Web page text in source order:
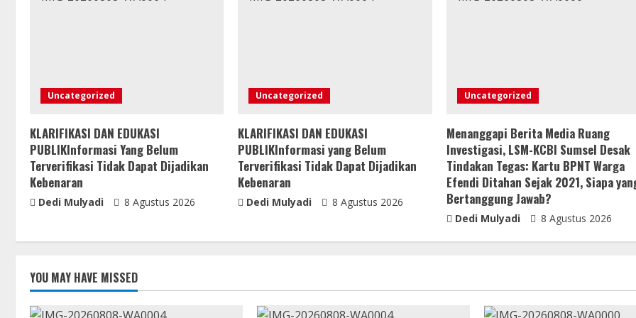
Uncategorized
KLARIFIKASI DAN EDUKASI
PUBLIKInformasi Yang Belum
Terverifikasi Tidak Dapat Dijadikan
Kebenaran
Dedi Mulyadi 8 Agustus 2026
Uncategorized
KLARIFIKASI DAN EDUKASI
PUBLIKInformasi yang Belum
Terverifikasi Tidak Dapat Dijadikan
Kebenaran
Dedi Mulyadi 8 Agustus 2026
Uncategorized
Menanggapi Berita Media Ruang
Investigasi, LSM-KCBI Sumsel Desak
Tindakan Tegas: Kartu BPNT Warga
Efendi Ditahan Sejak 2021, Siapa
Bertanggung Jawab?
Dedi Mulyadi 8 Agustus 2026
YOU MAY HAVE MISSED